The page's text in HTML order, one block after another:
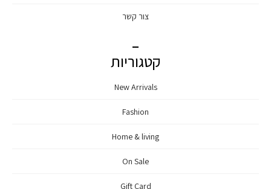
צור קשר
קטגוריות
New Arrivals
Fashion
Home & living
On Sale
Gift Card